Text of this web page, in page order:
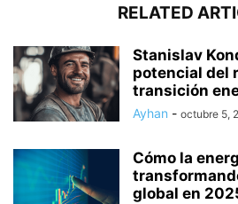
RELATED
Stanislav
potencial del
transición
Ayhan - octubre 5,
Cómo la
global en